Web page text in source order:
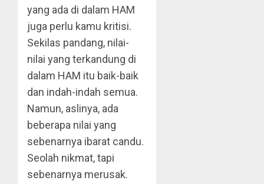
yang ada di dalam HAM
juga perlu kamu kritisi.
Sekilas pandang, nilai-
nilai yang terkandung di
dalam HAM itu baik-baik
dan indah-indah semua.
Namun, aslinya, ada
beberapa nilai yang
sebenarnya ibarat candu.
Seolah nikmat, tapi
sebenarnya merusak.